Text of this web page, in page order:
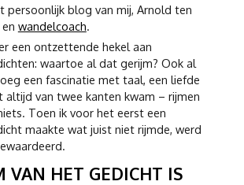
persoonlijk blog van mij, Arnold ten
wandelcoach.
een ontzettende hekel aan
waartoe al dat gerijm? Ook al
een fascinatie met taal, een liefde
altijd van twee kanten kwam – rijmen
Toen ik voor het eerst een
maakte wat juist niet rijmde, werd
VAN HET GEDICHT IS